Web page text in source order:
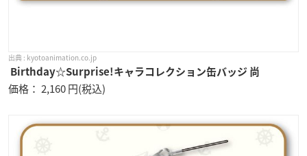
kyotoanimation.co.jp
Birthday☆Surprise!キャラコレクション缶バッジ 尚
価格： 2,160 円(税込)